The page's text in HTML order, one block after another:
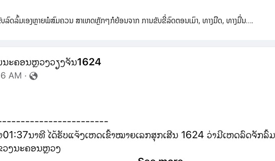
ລົດລົ້ມເອງຫຼາຍພໍສົມຄວນ ສາເຫດຫຼັກໆກໍຍ້ອນຈາກ ການຂັບຂີ່ລົດຕອນເມົາ, ທາງມືດ, ທາງມື່ນ….